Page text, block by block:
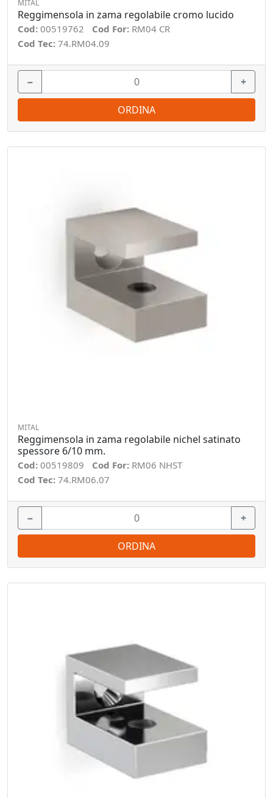
MITAL
Reggimensola in zama regolabile cromo lucido
Cod: 00519762 Cod For: RM04 CR
Cod Tec: 74.RM04.09
− +
ORDINA
MITAL
Reggimensola in zama regolabile nichel satinato
spessore 6/10 mm.
Cod: 00519809 Cod For: RM06 NHST
Cod Tec: 74.RM06.07
− +
ORDINA